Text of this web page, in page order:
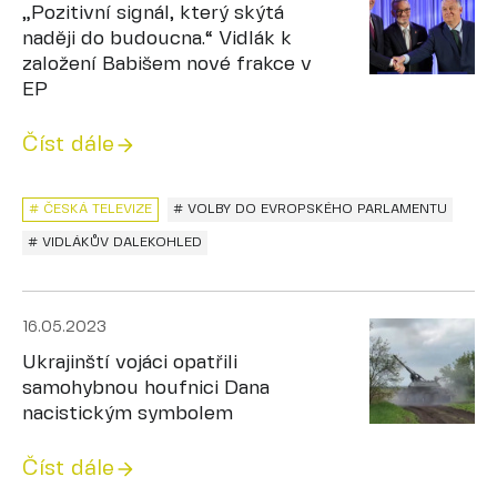
„Pozitivní signál, který skýtá
naději do budoucna.“ Vidlák k
založení Babišem nové frakce v
EP
Číst dále
# ČESKÁ TELEVIZE # VOLBY DO EVROPSKÉHO PARLAMENTU
# VIDLÁKŮV DALEKOHLED
16.05.2023
Ukrajinští vojáci opatřili
samohybnou houfnici Dana
nacistickým symbolem
Číst dále